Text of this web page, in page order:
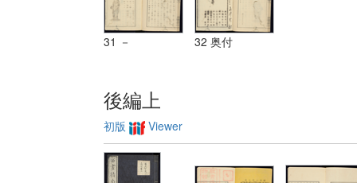
31 － 32 奥付
後編上
初版 Viewer